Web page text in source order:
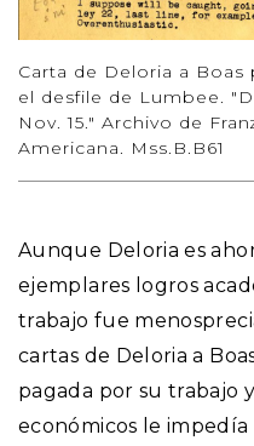
Carta de Deloria a
el desfile de Lumbee.
Nov. 15." Archivo de
Americana. Mss.B.B61
Aunque Deloria es
ejemplares logros
trabajo fue
cartas de Deloria a
pagada por su trabajo
económicos le impedía